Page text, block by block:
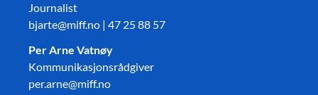
Journalist
bjarte@miff.no | 47 25 88 57
Per Arne Vatnøy
Kommunikasjonsrådgiver
per.arne@miff.no